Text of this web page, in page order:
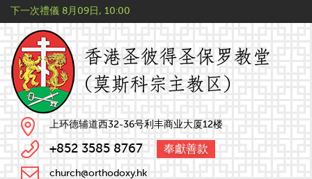
下一次禮儀 8月09日, 10:00
上环德辅道西32-36号利丰商业大厦12楼
+852 3585 8767 奉獻善款
church@orthodoxy.hk